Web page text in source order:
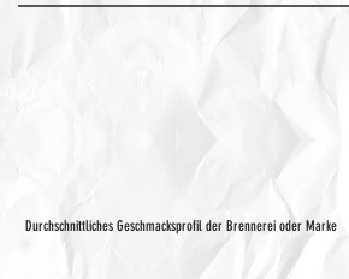
Durchschnittliches Geschmacksprofil der Brennerei oder Marke